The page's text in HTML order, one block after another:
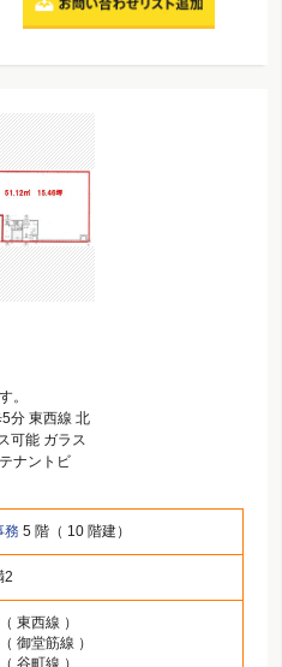
。
分 東西線 北
可能 ガラス
ナントビ
5 階（ 10 階建）
2
東西線 ）
御堂筋線 ）